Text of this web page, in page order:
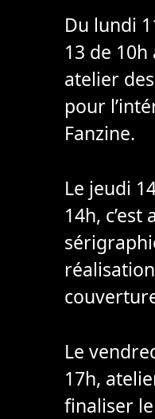
Du lundi
13 de 10h
atelier
pour
Fanzine.
Le jeudi
14h, c’est
Le
17h,
finaliser